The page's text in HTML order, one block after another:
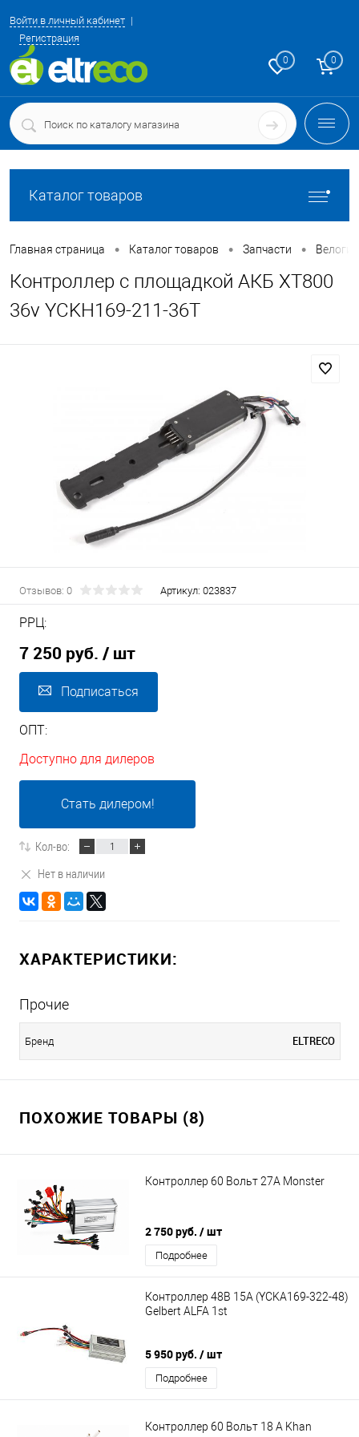
Войти в личный кабинет
Регистрация
0 0
Каталог товаров
Главная страница • Каталог товаров • Запчасти •
Контроллер с площадкой АКБ XT800
36v YCKH169-211-36T
Отзывов: 0 Артикул: 023837
РРЦ:
7 250 руб. / шт
Подписаться
ОПТ:
Доступно для дилеров
Стать дилером!
Кол-во:
Нет в наличии
ХАРАКТЕРИСТИКИ:
Прочие
Бренд ELTRECO
ПОХОЖИЕ ТОВАРЫ (8)
Контроллер 60 Вольт 27A Monster
2 750 руб. / шт
Подробнее
Контроллер 48В 15А (YCKA169-322-48)
Gelbert ALFA 1st
5 950 руб. / шт
Подробнее
Контроллер 60 Вольт 18 A Khan